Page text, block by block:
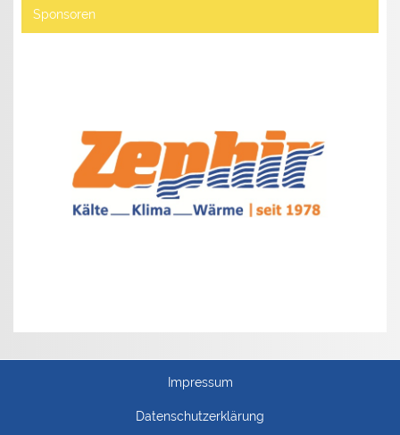
Sponsoren
Impressum
Datenschutzerklärung